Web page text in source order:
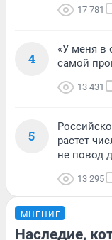
17 781
4
«У меня в
самой
13 431
5
растет
не повод
13 295
МНЕНИЕ
Наследие,